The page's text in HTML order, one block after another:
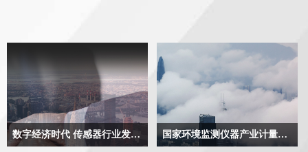
数字经济时代 传感器行业发展迎来重大机遇 文章链接：化工仪器网 国家环境监测仪器产业计量测试联盟成立 加强“产学研用”交流合作